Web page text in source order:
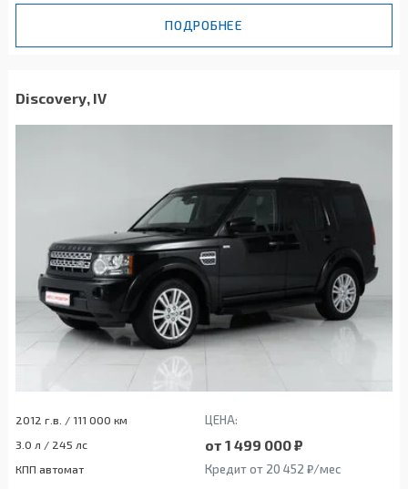
ПОДРОБНЕЕ
Discovery, IV
2012 г.в. / 111 000 км ЦЕНА:
3.0 л / 245 лс от 1 499 000 ₽
КПП автомат Кредит от 20 452 ₽/мес